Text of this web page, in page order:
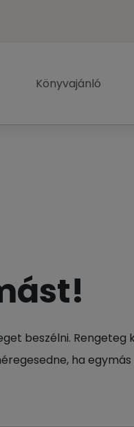
Könyvajánló
beszélni. Rengeteg
ha